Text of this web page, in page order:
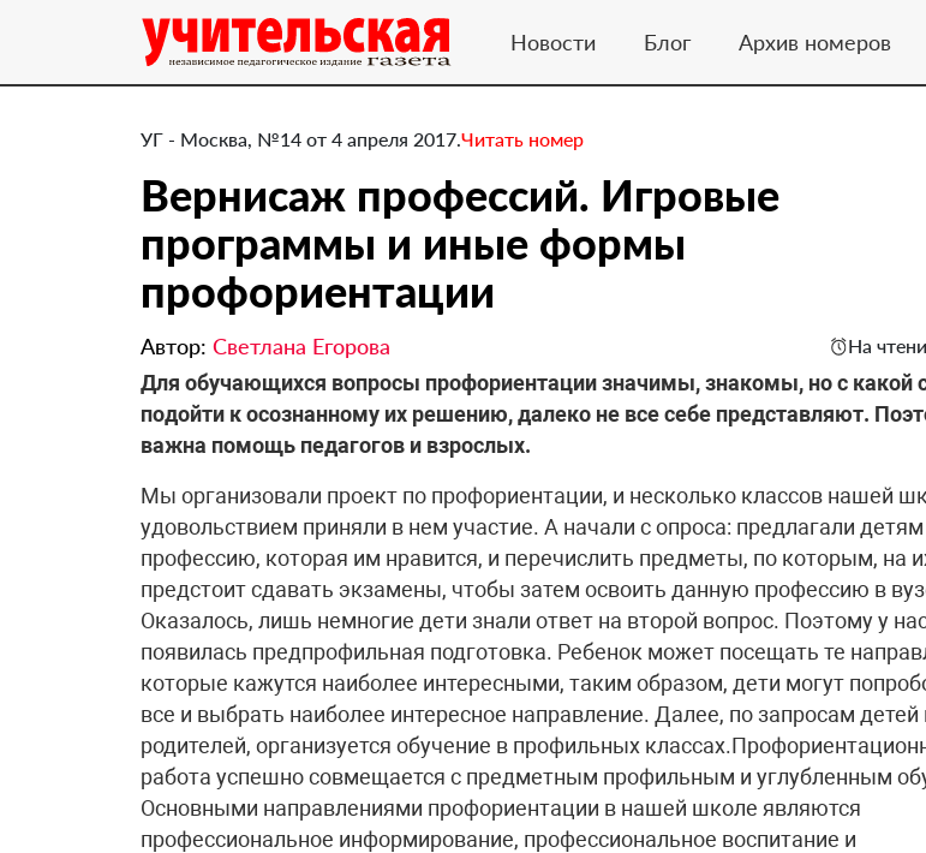
Новости Блог Архив номеров
УГ - Москва, №14 от 4 апреля 2017.Читать номер
Вернисаж профессий. Игровые
программы и иные формы
профориентации
Автор: Светлана Егорова На
​Для обучающихся вопросы профориентации значимы, знакомы, но с какой
подойти к осознанному их решению, далеко не все себе представляют.
важна помощь педагогов и взрослых.
Мы организовали проект по профориентации, и несколько классов нашей
удовольствием приняли в нем участие. А начали с опроса: предлагали
профессию, которая им нравится, и перечислить предметы, по которым, на
предстоит сдавать экзамены, чтобы затем освоить данную профессию в
Оказалось, лишь немногие дети знали ответ на второй вопрос. Поэтому у
появилась предпрофильная подготовка. Ребенок может посещать те
которые кажутся наиболее интересными, таким образом, дети могут
все и выбрать наиболее интересное направление. Далее, по запросам детей
родителей, организуется обучение в профильных
работа успешно совмещается с предметным профильным и углубленным
Основными направлениями профориентации в нашей школе являются
профессиональное информирование, профессиональное воспитание и